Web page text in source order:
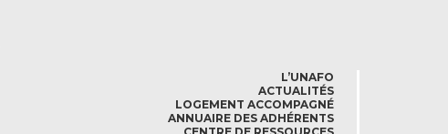
L’UNAFO
ACTUALITÉS
LOGEMENT ACCOMPAGNÉ
ANNUAIRE DES ADHÉRENTS